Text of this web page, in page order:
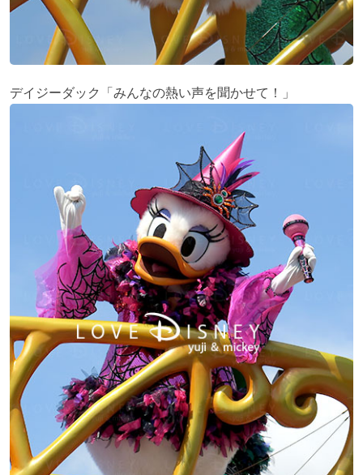
デイジーダック「みんなの熱い声を聞かせて！」